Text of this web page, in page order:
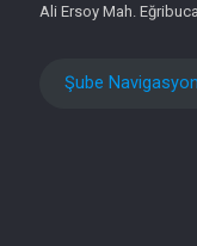
Ali Ersoy Mah.
Şube Navigasyon